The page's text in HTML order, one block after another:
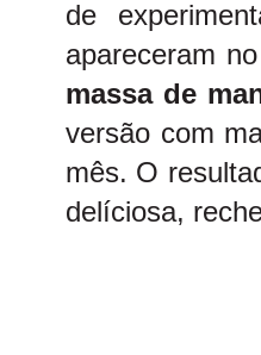
de
apareceram
massa de
versão com
mês. O
delíciosa,